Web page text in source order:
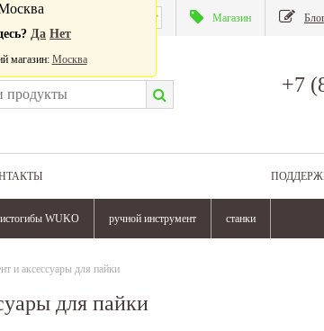
Магазин
+7
WUKO ручной инструмент станки
Да Нет
магазин: Москва
и аксессуары для пайки
для пайки